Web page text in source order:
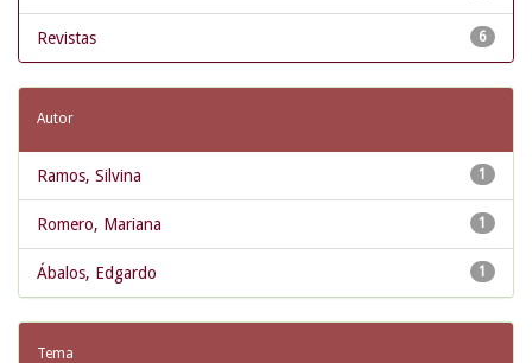
6
Revistas
Autor
1
Ramos, Silvina
1
Romero, Mariana
1
Ábalos, Edgardo
Tema